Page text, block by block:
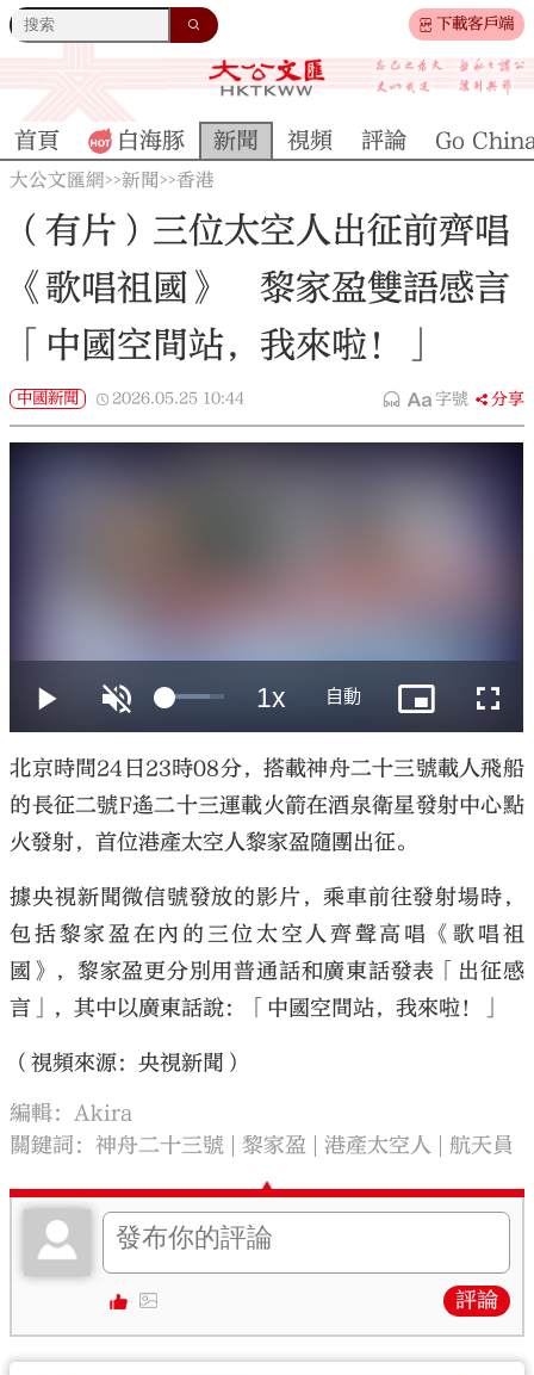
下載客戶端
大公文匯
首頁 白海豚 新聞 視頻 評論 Go
大公文匯網>>新聞>>香港
（有片）三位太空人出征前齊唱
《歌唱祖國》 黎家盈雙語感言
「中國空間站，我來啦！」
中國新聞 2026.05.25 10:44 字號 分享
北京時間24日23時08分，搭載神舟二十三號載人飛船
的長征二號F遙二十三運載火箭在酒泉衛星發射中心點
火發射，首位港產太空人黎家盈隨團出征。
據央視新聞微信號發放的影片，乘車前往發射場時，
包括黎家盈在內的三位太空人齊聲高唱《歌唱祖
國》，黎家盈更分別用普通話和廣東話發表「出征感
言」，其中以廣東話說：「中國空間站，我來啦！」
（視頻來源：央視新聞）
編輯：Akira
關鍵詞：神舟二十三號 黎家盈 港產太空人 航天員
評論